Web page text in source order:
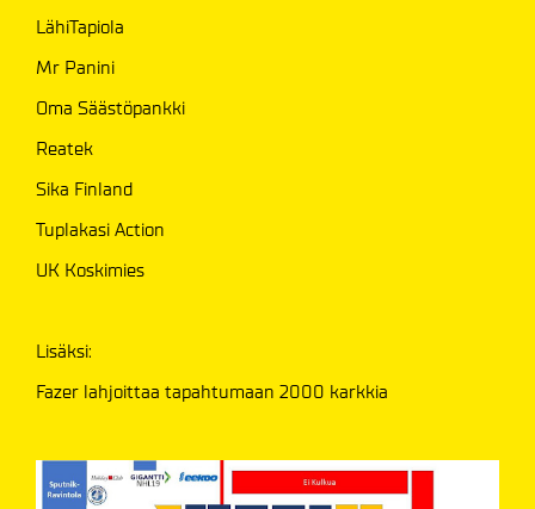
LähiTapiola
Mr Panini
Oma Säästöpankki
Reatek
Sika Finland
Tuplakasi Action
UK Koskimies
Lisäksi:
Fazer lahjoittaa tapahtumaan 2000 karkkia